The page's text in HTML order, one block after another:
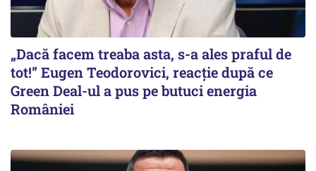
„Dacă facem treaba asta, s-a ales praful de
tot!” Eugen Teodorovici, reacție după ce
Green Deal-ul a pus pe butuci energia
României